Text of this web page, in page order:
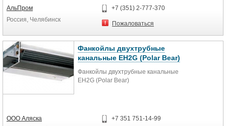
выключение.
● Режим Sleep.
● Проводной пульт в комплекте,
● Автоматический перезапуск.
● Система самодиагностики и
защиты
Мощность блока до ... (кВт): 16
(54000 БТЕ/ч)
Степень защиты: IPX1
Режим работы: прерывистый
АльПром
Россия, Челябинск
+7 (351) 2-777-370
Пожаловаться
Фанкойлы двухтрубные
канальные EH2G (Polar Bear)
Фанкойлы двухтрубные канальные
EH2G (Polar Bear)
ООО Аляска
+7 351 751-14-99